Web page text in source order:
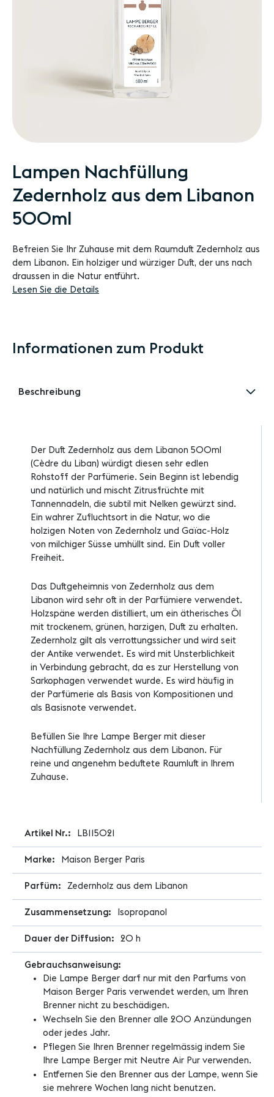
Zum
Anfang
der
springen
Lampen Nachfüllung
Zedernholz aus dem Libanon
500ml
Befreien Sie Ihr Zuhause mit dem Raumduft Zedernholz aus
dem Libanon. Ein holziger und würziger Duft, der uns nach
draussen in die Natur entführt.
Lesen Sie die Details
Informationen zum Produkt
Beschreibung
Der Duft Zedernholz aus dem Libanon 500ml
(Cèdre du Liban) würdigt diesen sehr edlen
Rohstoff der Parfümerie. Sein Beginn ist lebendig
und natürlich und mischt Zitrusfrüchte mit
Tannennadeln, die subtil mit Nelken gewürzt sind.
Ein wahrer Zufluchtsort in die Natur, wo die
holzigen Noten von Zedernholz und Gaïac-Holz
von milchiger Süsse umhüllt sind. Ein Duft voller
Freiheit.
Das Duftgeheimnis von Zedernholz aus dem
Libanon wird sehr oft in der Parfümiere verwendet.
Holzspäne werden distilliert, um ein ätherisches Öl
mit trockenem, grünen, harzigen, Duft zu erhalten.
Zedernholz gilt als verrottungssicher und wird seit
der Antike verwendet. Es wird mit Unsterblichkeit
in Verbindung gebracht, da es zur Herstellung von
Sarkophagen verwendet wurde. Es wird häufig in
der Parfümerie als Basis von Kompositionen und
als Basisnote verwendet.
Befüllen Sie Ihre Lampe Berger mit dieser
Nachfüllung Zedernholz aus dem Libanon. Für
reine und angenehm beduftete Raumluft in Ihrem
Zuhause.
LB115021
Maison Berger Paris
Zedernholz aus dem Libanon
Isopropanol
20 h
Die Lampe Berger darf nur mit den Parfums von
Maison Berger Paris verwendet werden, um Ihren
Brenner nicht zu beschädigen.
Wechseln Sie den Brenner alle 200 Anzündungen
oder jedes Jahr.
Pflegen Sie Ihren Brenner regelmässig indem Sie
Ihre Lampe Berger mit Neutre Air Pur verwenden.
Entfernen Sie den Brenner aus der Lampe, wenn Sie
sie mehrere Wochen lang nicht benutzen.